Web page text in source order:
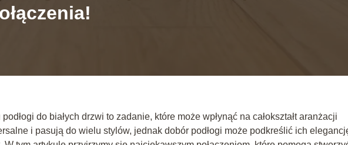
do białych drzwi to zadanie, które może wpłynąć na całokształt aranżacji
i pasują do wielu stylów, jednak dobór podłogi może podkreślić ich